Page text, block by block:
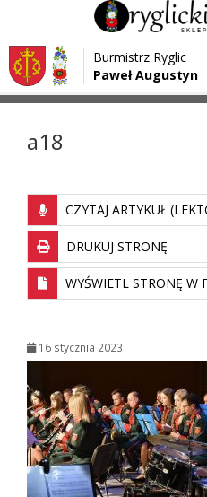
Przejdź do menu
Przejdź do głównej treści strony
Przejdź do stopki strony
Burmistrz Ryglic
Paweł Augustyn
Strona główna > Media >
a18
CZYTAJ ARTYKUŁ
DRUKUJ STRONĘ
WYŚWIETL STRONĘ W
16 stycznia 2023